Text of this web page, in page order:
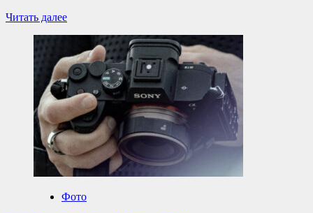
Читать далееПрочитать
Tamron
сосредоточится
на
выпуске
уникальных
зум-
объективов
Фото